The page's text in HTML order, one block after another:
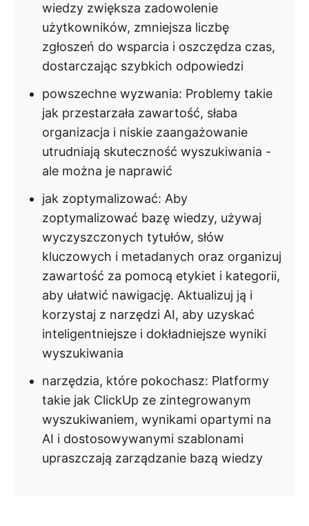
wiedzy zwiększa zadowolenie
użytkowników, zmniejsza liczbę
zgłoszeń do wsparcia i oszczędza czas,
dostarczając szybkich odpowiedzi
powszechne wyzwania: Problemy takie
jak przestarzała zawartość, słaba
organizacja i niskie zaangażowanie
utrudniają skuteczność wyszukiwania -
ale można je naprawić
jak zoptymalizować: Aby
zoptymalizować bazę wiedzy, używaj
wyczyszczonych tytułów, słów
kluczowych i metadanych oraz organizuj
zawartość za pomocą etykiet i kategorii,
aby ułatwić nawigację. Aktualizuj ją i
korzystaj z narzędzi AI, aby uzyskać
inteligentniejsze i dokładniejsze wyniki
wyszukiwania
narzędzia, które pokochasz: Platformy
takie jak ClickUp ze zintegrowanym
wyszukiwaniem, wynikami opartymi na
AI i dostosowywanymi szablonami
upraszczają zarządzanie bazą wiedzy